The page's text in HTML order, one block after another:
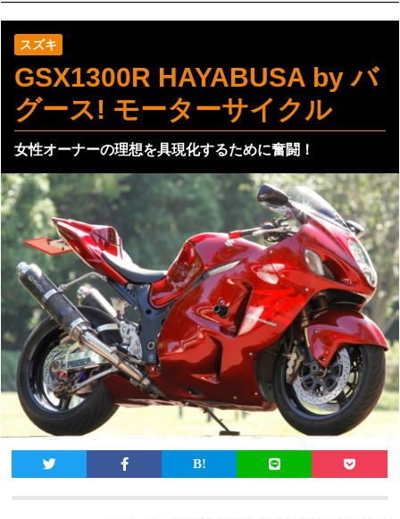
スズキ
GSX1300R HAYABUSA by バ
グース! モーターサイクル
女性オーナーの理想を具現化するために奮闘！